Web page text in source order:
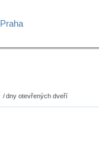
/ dny otevřených dveří